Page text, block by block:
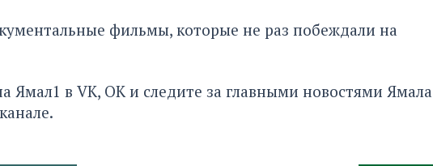
фильмы, которые не раз побеждали на
Ямал1 в VK, ОКи следите за главными новостями Ямала
.